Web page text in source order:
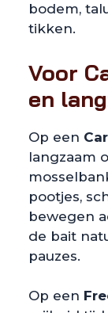
bodem,
tikken.
Voor
en
Op een
langzaam
pootjes,
bewegen
de bait
pauzes.
Op een